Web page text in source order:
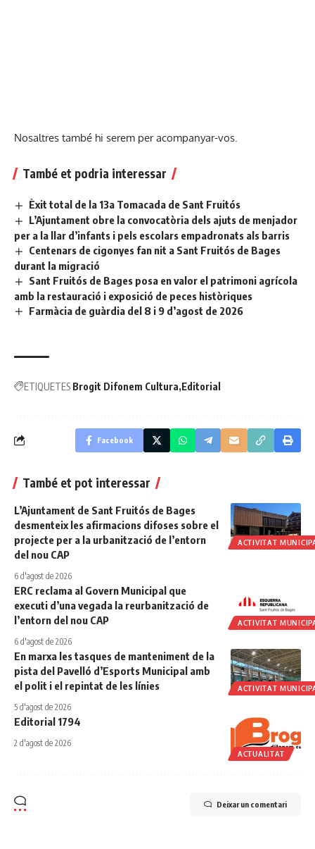
Nosaltres també hi serem per acompanyar-vos.
També et podria interessar
Èxit total de la 13a Tomacada de Sant Fruitós
L’Ajuntament obre la convocatòria dels ajuts de menjador
per a la llar d’infants i pels escolars empadronats als barris
Centenars de cigonyes fan nit a Sant Fruitós de Bages
durant la migració
Sant Fruitós de Bages posa en valor el patrimoni agrícola
amb la restauració i exposició de peces històriques
Farmàcia de guàrdia del 8 i 9 d’agost de 2026
ETIQUETES Brogit Difonem Cultura Editorial
Facebook
També et pot interessar
ACTIVITAT
L’Ajuntament de Sant Fruitós de Bages
desmenteix les afirmacions difoses sobre el
projecte per a la urbanització de l’entorn
del nou CAP
6 d'agost de 2026
ACTIVITAT
ERC reclama al Govern Municipal que
executi d’una vegada la reurbanització de
l’entorn del nou CAP
6 d'agost de 2026
ACTIVITAT
En marxa les tasques de manteniment de la
pista del Pavelló d’Esports Municipal amb
el polit i el repintat de les línies
5 d'agost de 2026
ACTUALITAT
Editorial 1794
2 d'agost de 2026
Deixar un comentari